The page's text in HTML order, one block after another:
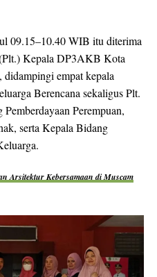
09.15–10.40 WIB itu diterima
Kepala DP3AKB Kota
empat kepala
Berencana sekaligus Plt.
Perempuan,
serta Kepala Bidang
Arsitektur Kebersamaan di Muscam